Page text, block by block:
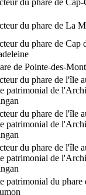
du phare de Cap-
du phare de La
du phare de Cap
de Pointe-des-
du phare de l'île
patrimonial de
du phare de l'île
patrimonial de
du phare de l'île
patrimonial de
patrimonial du phare